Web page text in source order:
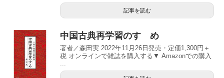
記事を読む
中国古典再学習のすゝめ
著者／森田実 2022年11月26日発売・定価1,300円＋
税 オンラインで雑誌を購入する▼ Amazonでの購入